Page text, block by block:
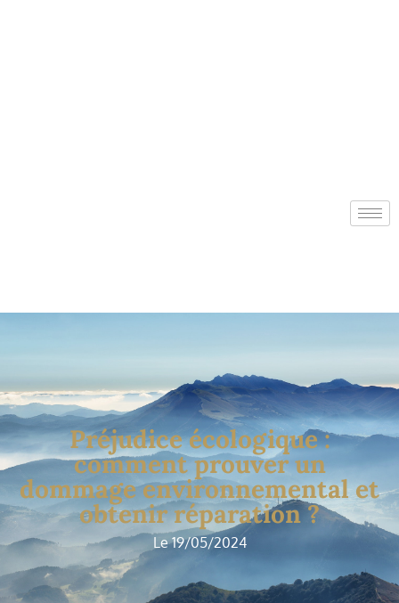
Préjudice écologique :
comment prouver un
dommage environnemental et
obtenir réparation ?
Le 19/05/2024